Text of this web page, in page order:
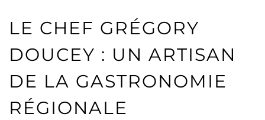
LE CHEF GRÉGORY
DOUCEY : UN ARTISAN
DE LA GASTRONOMIE
RÉGIONALE